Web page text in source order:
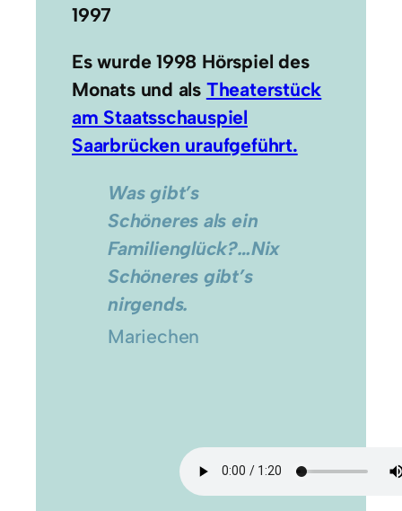
1997
Es wurde 1998 Hörspiel des
Monats und als Theaterstück
am Staatsschauspiel
Saarbrücken uraufgeführt.
Was gibt’s
Schöneres als ein
Familienglück?…Nix
Schöneres gibt’s
nirgends.
Mariechen